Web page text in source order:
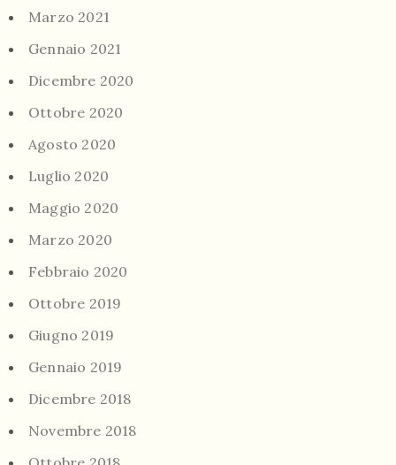
Marzo 2021
Gennaio 2021
Dicembre 2020
Ottobre 2020
Agosto 2020
Luglio 2020
Maggio 2020
Marzo 2020
Febbraio 2020
Ottobre 2019
Giugno 2019
Gennaio 2019
Dicembre 2018
Novembre 2018